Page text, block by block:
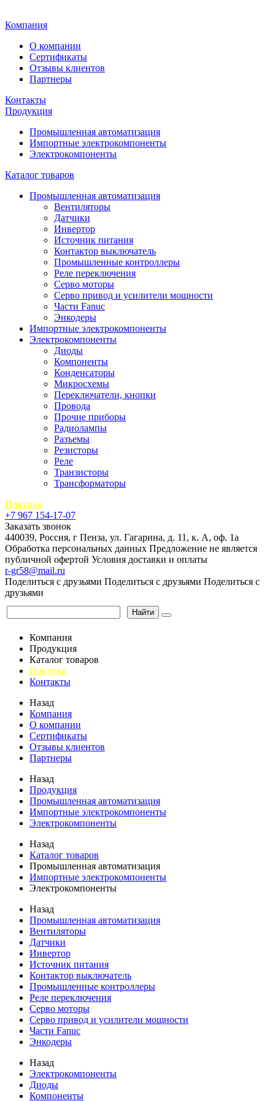
Компания
О компании
Сертификаты
Отзывы клиентов
Партнеры
Контакты
Продукция
Промышленная автоматизация
Импортные электрокомпоненты
Электрокомпоненты
Каталог товаров
Промышленная автоматизация
Вентиляторы
Датчики
Инвертор
Источник питания
Контактор выключатель
Промышленные контроллеры
Реле переключения
Серво моторы
Серво привод и усилители мощности
Части Fanuc
Энкодеры
Импортные электрокомпоненты
Электрокомпоненты
Диоды
Компоненты
Конденсаторы
Микросхемы
Переключатели, кнопки
Провода
Прочие приборы
Радиолампы
Разъемы
Резисторы
Реле
Транзисторы
Трансформаторы
Покупка
+7 967 154-17-07
Заказать звонок
440039, Россия, г Пенза, ул. Гагарина, д. 11, к. А, оф. 1а
Обработка персональных данных Предложение не является
публичной офертой Условия доставки и оплаты
r-gr58@mail.ru
Поделиться с друзьями Поделиться с друзьями Поделиться с
друзьями
Найти
Компания
Продукция
Каталог товаров
Покупка
Контакты
Назад
Компания
О компании
Сертификаты
Отзывы клиентов
Партнеры
Назад
Продукция
Промышленная автоматизация
Импортные электрокомпоненты
Электрокомпоненты
Назад
Каталог товаров
Промышленная автоматизация
Импортные электрокомпоненты
Электрокомпоненты
Назад
Промышленная автоматизация
Вентиляторы
Датчики
Инвертор
Источник питания
Контактор выключатель
Промышленные контроллеры
Реле переключения
Серво моторы
Серво привод и усилители мощности
Части Fanuc
Энкодеры
Назад
Электрокомпоненты
Диоды
Компоненты